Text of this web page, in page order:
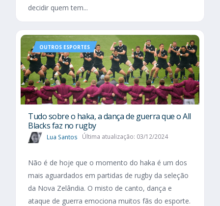
decidir quem tem...
OUTROS ESPORTES
Tudo sobre o haka, a dança de guerra que o All
Blacks faz no rugby
Lua Santos Última atualização: 03/12/2024
Não é de hoje que o momento do haka é um dos
mais aguardados em partidas de rugby da seleção
da Nova Zelândia. O misto de canto, dança e
ataque de guerra emociona muitos fãs do esporte.